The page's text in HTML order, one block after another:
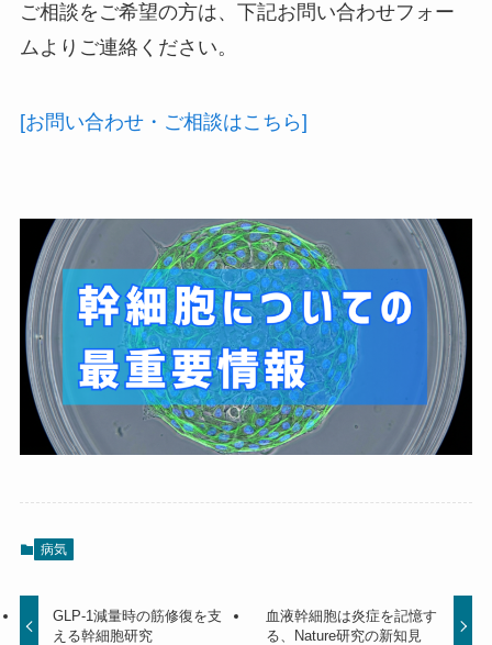
ご相談をご希望の方は、下記お問い合わせフォー
ムよりご連絡ください。
[お問い合わせ・ご相談はこちら]
病気
GLP-1減量時の筋修復を支
える幹細胞研究
血液幹細胞は炎症を記憶す
る、Nature研究の新知見